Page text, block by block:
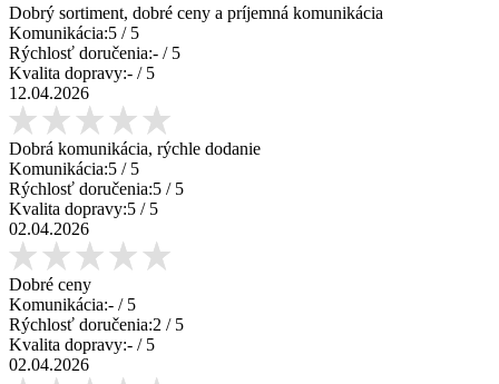
Dobrý sortiment, dobré ceny a príjemná komunikácia
Komunikácia:5 / 5
Rýchlosť doručenia:- / 5
Kvalita dopravy:- / 5
12.04.2026
Dobrá komunikácia, rýchle dodanie
Komunikácia:5 / 5
Rýchlosť doručenia:5 / 5
Kvalita dopravy:5 / 5
02.04.2026
Dobré ceny
Komunikácia:- / 5
Rýchlosť doručenia:2 / 5
Kvalita dopravy:- / 5
02.04.2026